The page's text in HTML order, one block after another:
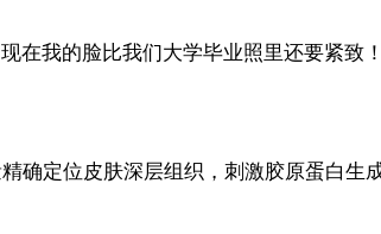
在我的脸比我们大学毕业照里还要紧致
确定位皮肤深层组织，刺激胶原蛋白生